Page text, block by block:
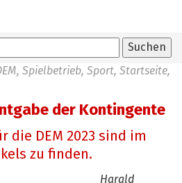
Spielbetrieb, Sport, Startseite,
der Kontingente
die DEM 2023 sind im
zu finden.
Harald